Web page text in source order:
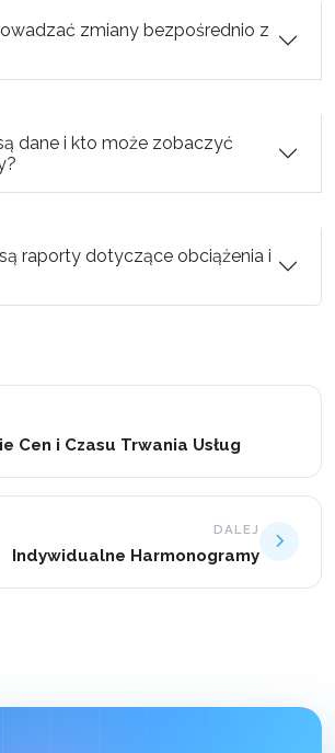
zmiany bezpośrednio z
dane i kto może zobaczyć
raporty dotyczące obciążenia i
Cen i Czasu Trwania Usług
DALEJ
Indywidualne Harmonogramy